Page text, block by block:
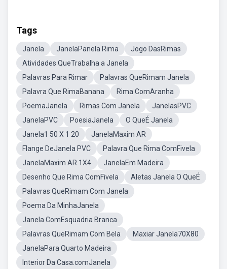
Tags
Janela JanelaPanela Rima
Jogo DasRimas
Atividades QueTrabalha a Janela
Palavras Para Rimar
Palavras QueRimam Janela
Palavra Que RimaBanana
Rima ComAranha
PoemaJanela
Rimas Com Janela
JanelasPVC
JanelaPVC
PoesiaJanela
O QueÉ Janela
Janela1 50 X 1 20
JanelaMaxim AR
Flange DeJanela PVC
Palavra Que Rima ComFivela
JanelaMaxim AR 1X4
JanelaEm Madeira
Desenho Que Rima ComFivela
Aletas Janela O QueÉ
Palavras QueRimam Com Janela
Poema Da MinhaJanela
Janela ComEsquadria Branca
Palavras QueRimam Com Bela
Maxiar Janela70X80
JanelaPara Quarto Madeira
Interior Da Casa.comJanela